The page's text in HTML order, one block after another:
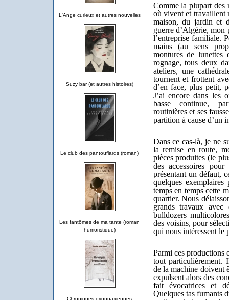
L'Ange curieux et autres nouvelles
Suzy bar (et autres histoires)
Le club des pantouflards (roman)
Les fantômes de ma tante (roman
humoristique)
Chroniques oyonnaxiennes
Comme la plupart des
où vivent et travaillent
maison, du jardin et
guerre d’Algérie, mon
l’entreprise familiale.
mains (au sens
montures de lunettes
rognage, tous deux
ateliers, une
tournent et frottent
d’en face, plus petit,
J’ai encore dans les
basse continue,
routinières et ses
partition à cause d’un
Dans ce cas-là, je ne
la remise en route,
pièces produites (le
des accessoires
présentant un défaut,
quelques
temps en temps cette
quartier. Nous
grands travaux avec
bulldozers
des voisins, pour
qui nous intéressent le
Parmi ces productions
tout particulièrement.
de la machine doivent
expulsent alors des
fait évocatrices et
Quelques tas fumants